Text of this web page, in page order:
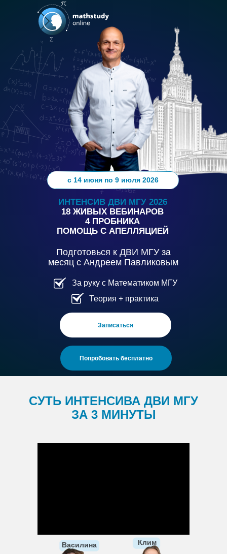
ИНТЕНСИВ ДВИ МГУ 2026
18 ЖИВЫХ ВЕБИНАРОВ
4 ПРОБНИКА
ПОМОЩЬ С АПЕЛЛЯЦИЕЙ
Теория + практика
За руку с Математиком МГУ
Записаться
Попробовать бесплатно
Подготовься к ДВИ МГУ за
месяц с Андреем Павликовым
с 14 июня по 9 июля 2026
СУТЬ ИНТЕНСИВА ДВИ МГУ
ЗА 3 МИНУТЫ
Василина Клим